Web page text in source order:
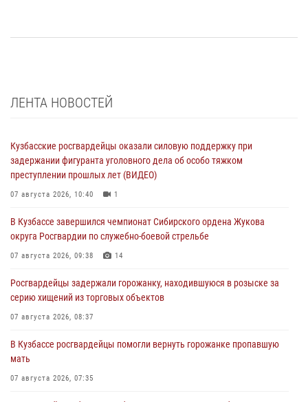
ЛЕНТА НОВОСТЕЙ
Кузбасские росгвардейцы оказали силовую поддержку при
задержании фигуранта уголовного дела об особо тяжком
преступлении прошлых лет (ВИДЕО)
07 августа 2026, 10:40 1
В Кузбассе завершился чемпионат Сибирского ордена Жукова
округа Росгвардии по служебно-боевой стрельбе
07 августа 2026, 09:38 14
Росгвардейцы задержали горожанку, находившуюся в розыске за
серию хищений из торговых объектов
07 августа 2026, 08:37
В Кузбассе росгвардейцы помогли вернуть горожанке пропавшую
мать
07 августа 2026, 07:35